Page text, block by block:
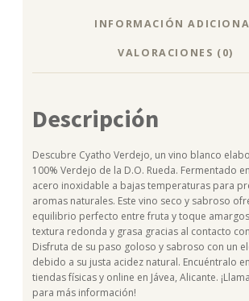
INFORMACIÓN
VALORACIONES (0)
Descripción
Descubre Cyatho Verdejo, un vino blanco
100% Verdejo de la D.O. Rueda. Fermentado
acero inoxidable a bajas temperaturas para
aromas naturales. Este vino seco y sabroso
equilibrio perfecto entre fruta y toque
textura redonda y grasa gracias al contacto
Disfruta de su paso goloso y sabroso con un
debido a su justa acidez natural. Encuéntralo
tiendas físicas y online en Jávea, Alicante.
para más información!